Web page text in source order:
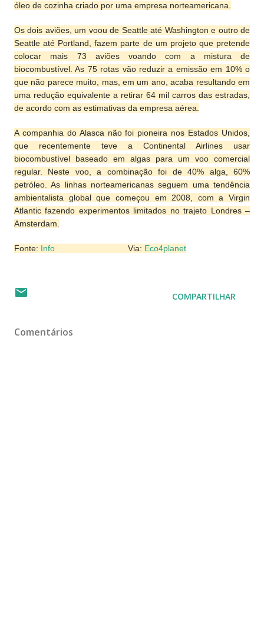
óleo de cozinha criado por uma empresa norteamericana.
Os dois aviões, um voou de Seattle até Washington e outro de
Seattle até Portland, fazem parte de um projeto que pretende
colocar mais 73 aviões voando com a mistura de
biocombustível. As 75 rotas vão reduzir a emissão em 10% o
que não parece muito, mas, em um ano, acaba resultando em
uma redução equivalente a retirar 64 mil carros das estradas,
de acordo com as estimativas da empresa aérea.
A companhia do Alasca não foi pioneira nos Estados Unidos,
que recentemente teve a Continental Airlines usar
biocombustível baseado em algas para um voo comercial
regular. Neste voo, a combinação foi de 40% alga, 60%
petróleo. As linhas norteamericanas seguem uma tendência
ambientalista global que começou em 2008, com a Virgin
Atlantic fazendo experimentos limitados no trajeto Londres –
Amsterdam.
Fonte: Info Via: Eco4planet
COMPARTILHAR
Comentários